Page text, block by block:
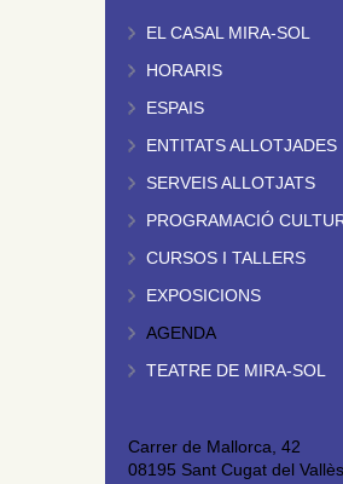
EL CASAL MIRA-SOL
HORARIS
ESPAIS
ENTITATS ALLOTJADES
SERVEIS ALLOTJATS
PROGRAMACIÓ
CURSOS I TALLERS
EXPOSICIONS
AGENDA
TEATRE DE MIRA-SOL
Carrer de Mallorca, 42
08195 Sant Cugat del Vallès